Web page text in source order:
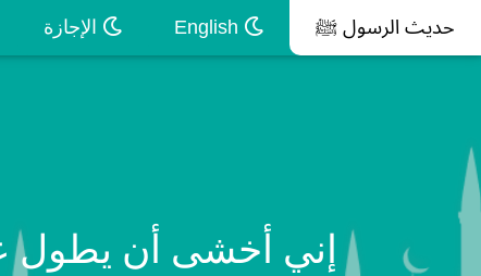
حديث الرسول ﷺ الإجازة
إني أخشى أن يطول